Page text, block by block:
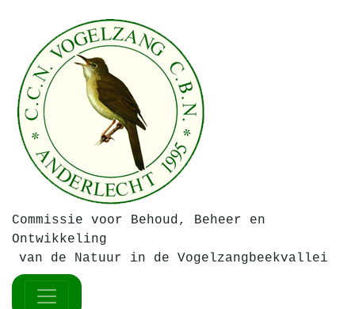
Commissie voor Behoud, Beheer en
Ontwikkeling
van de Natuur in de Vogelzangbeekvallei